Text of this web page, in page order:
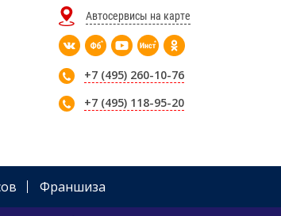
Автосервисы на карте
+7 (495) 260-10-76
+7 (495) 118-95-20
Франшиза